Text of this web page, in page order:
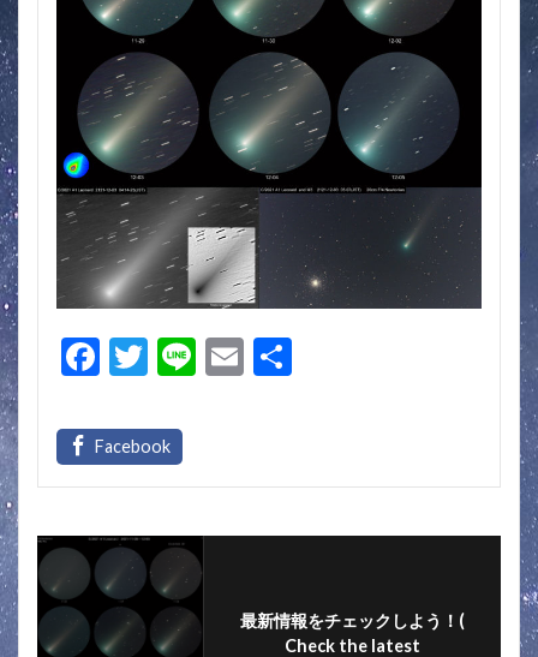
F
e
b
o
k
T
itt
er
Li E
最新情報をチェックしよう！(
Check the latest